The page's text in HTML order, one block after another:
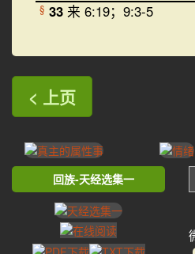
§ 33 来 6:19；9:3-5
< 上页
回族-天经选集一